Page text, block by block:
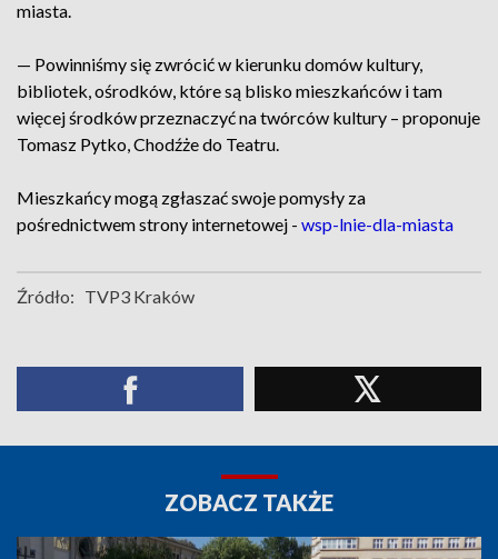
miasta.
— Powinniśmy się zwrócić w kierunku domów kultury,
bibliotek, ośrodków, które są blisko mieszkańców i tam
więcej środków przeznaczyć na twórców kultury – proponuje
Tomasz Pytko, Chodźże do Teatru.
Mieszkańcy mogą zgłaszać swoje pomysły za
pośrednictwem strony internetowej - wsp-lnie-dla-miasta
Źródło: TVP3 Kraków
ZOBACZ TAKŻE